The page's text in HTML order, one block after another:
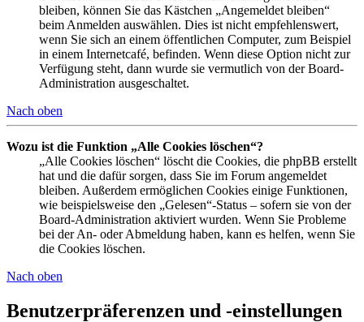
bleiben, können Sie das Kästchen „Angemeldet bleiben“
beim Anmelden auswählen. Dies ist nicht empfehlenswert,
wenn Sie sich an einem öffentlichen Computer, zum Beispiel
in einem Internetcafé, befinden. Wenn diese Option nicht zur
Verfügung steht, dann wurde sie vermutlich von der Board-
Administration ausgeschaltet.
Nach oben
Wozu ist die Funktion „Alle Cookies löschen“?
„Alle Cookies löschen“ löscht die Cookies, die phpBB erstellt
hat und die dafür sorgen, dass Sie im Forum angemeldet
bleiben. Außerdem ermöglichen Cookies einige Funktionen,
wie beispielsweise den „Gelesen“-Status – sofern sie von der
Board-Administration aktiviert wurden. Wenn Sie Probleme
bei der An- oder Abmeldung haben, kann es helfen, wenn Sie
die Cookies löschen.
Nach oben
Benutzerpräferenzen und -einstellungen